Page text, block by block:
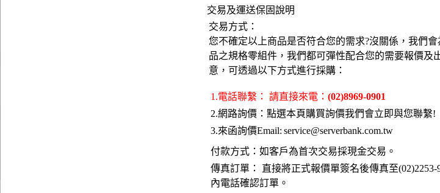
交易及運送保固說明
交易方式：
您不確定以上商品是否符合您的需求?沒關係，我們
品之規格零組件，我們都可彈性配合您的需要報價及
意，可透過以下方式進行採購：
1.電話聯繫： 請直接來電： (02)8969-0901
2.網路詢價：點選本頁購買詢價我們會立即與您聯繫!
3.來函詢價Email: service@serverbank.com.tw
付款方式：如客戶為首次交易採現金交易。
傳真訂單： 直接將正式報價單簽名後傳真至
內電話確認訂單。